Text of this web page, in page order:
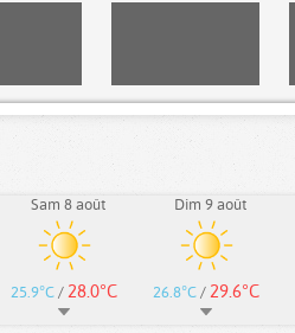
Sam 8 août
25.9°C / 28.0°C
Dim 9 août
26.8°C / 29.6°C